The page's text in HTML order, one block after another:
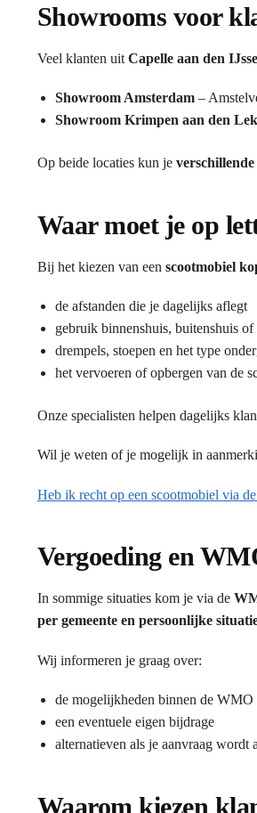
Showrooms voor
Veel klanten uit Capelle aan den
Showroom Amsterdam–
Showroom Krimpen aan den Lek
Op beide locaties kun je
Waar moet je op
Bij het kiezen van een scootmobiel
de afstanden die je dagelijks aflegt
gebruik binnenshuis, buitenshuis
drempels, stoepen en het type
het vervoeren of opbergen van de
Onze specialisten helpen dagelijks
Wil je weten of je mogelijk in
Heb ik recht op een scootmobiel via
Vergoeding en
In sommige situaties kom je via de
per gemeente en persoonlijke
Wij informeren je graag over:
de mogelijkheden binnen de WMO
een eventuele eigen bijdrage
alternatieven als je aanvraag wordt
Waarom kiezen